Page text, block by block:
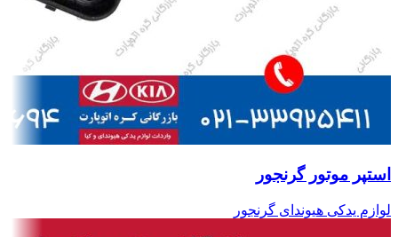
استپر موتور گرنجور
لوازم یدکی هیوندای گرنجور